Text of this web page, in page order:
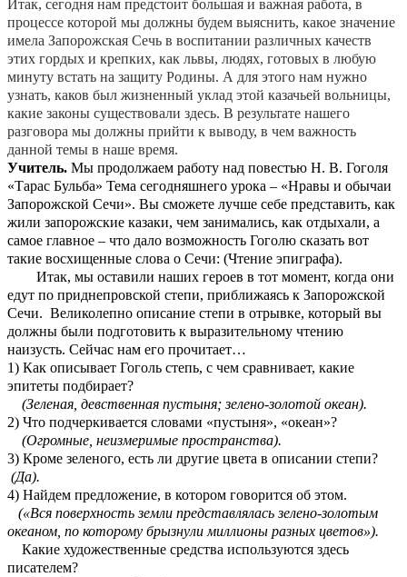
Итак, сегодня нам предстоит большая и важная работа, в
процессе которой мы должны будем выяснить, какое значение
имела Запорожская Сечь в воспитании различных качеств
этих гордых и крепких, как львы, людях, готовых в любую
минуту встать на защиту Родины. А для этого нам нужно
узнать, каков был жизненный уклад этой казачьей вольницы,
какие законы существовали здесь. В результате нашего
разговора мы должны прийти к выводу, в чем важность
данной темы в наше время.
Учитель. Мы продолжаем работу над повестью Н. В. Гоголя
«Тарас Бульба» Тема сегодняшнего урока – «Нравы и обычаи
Запорожской Сечи». Вы сможете лучше себе представить, как
жили запорожские казаки, чем занимались, как отдыхали, а
самое главное – что дало возможность Гоголю сказать вот
такие восхищенные слова о Сечи: (Чтение эпиграфа).
Итак, мы оставили наших героев в тот момент, когда они
едут по приднепровской степи, приближаясь к Запорожской
Сечи. Великолепно описание степи в отрывке, который вы
должны были подготовить к выразительному чтению
наизусть. Сейчас нам его прочитает…
1) Как описывает Гоголь степь, с чем сравнивает, какие
эпитеты подбирает?
(Зеленая, девственная пустыня; зелено-золотой океан).
2) Что подчеркивается словами «пустыня», «океан»?
(Огромные, неизмеримые пространства).
3) Кроме зеленого, есть ли другие цвета в описании степи?
(Да).
4) Найдем предложение, в котором говорится об этом.
(«Вся поверхность земли представлялась зелено-золотым
океаном, по которому брызнули миллионы разных цветов»).
Какие художественные средства используются здесь
писателем?